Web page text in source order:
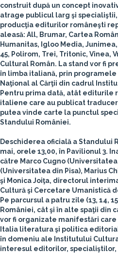
construit după un concept
atrage publicul larg şi
producţia editurilor româneşti
aleasă: All, Brumar, Cartea
Humanitas, Igloo Media,
45, Polirom, Trei, Tritonic, Vinea,
Cultural Român. La stand vor fi
în limba italiană, prin
Naţional al Cărţii din cadrul
Pentru prima dată, atât editurile
italiene care au publicat
putea vinde carte la punctul
Standului României.
Deschiderea oficială a Standului
mai, orele 13,00, în Pavilionul 3.
către Marco Cugno (Universitatea
(Universitatea din Pisa), Marius
şi Monica Joiţa, directorul
Cultură şi Cercetare Umanistică
Pe parcursul a patru zile (13, 14,
României, cât şi în alte spaţii din
vor fi organizate manifestări care
Italia literatura şi politica
în domeniu ale Institutului
interesul editorilor,